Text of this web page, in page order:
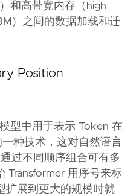
和高带宽内存（high
）之间的数据加载和迁
Position
型中用于表示 Token 在
种技术，这对自然语言
过不同顺序组合可有多
Transformer 用序号来标
扩展到更大的规模时就